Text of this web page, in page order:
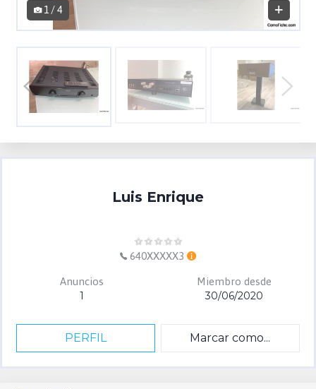
1 / 4
Luis Enrique
640XXXXX3
Anuncios
1
Miembro desde
30/06/2020
PERFIL Marcar como...